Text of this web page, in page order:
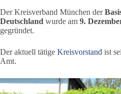
Der Kreisverband München der
Deutschland wurde am 9.
gegründet.
Der aktuell tätige Kreisvorstand ist
Amt.